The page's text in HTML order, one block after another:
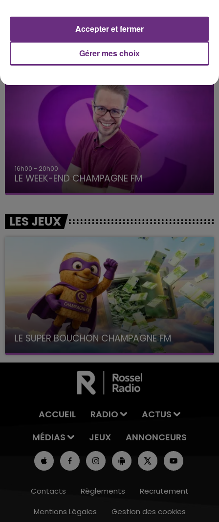
New Religion
A L'ANTENNE
16h00 - 20h00
LE WEEK-END CHAMPAGNE FM
LES JEUX
LE SUPER BOUCHON CHAMPAGNE FM
avec La Famille Champagne FM, à 8H10
ACCUEIL RADIO
ACTUS
MÉDIAS
JEUX ANNONCEURS
Contacts Règlements
Recrutement
Mentions Légales
Gestion des cookies
Gérer mes choix
Accepter et fermer